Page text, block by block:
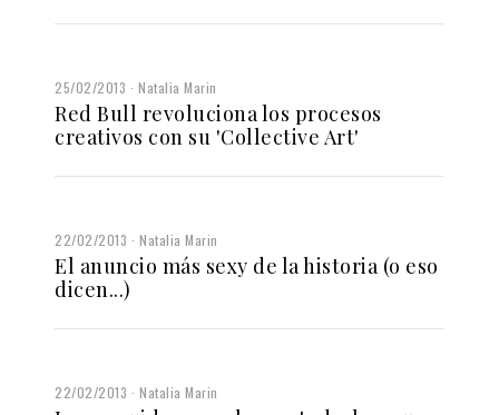
25/02/2013 Natalia Marin
Red Bull revoluciona los procesos
creativos con su 'Collective Art'
22/02/2013 Natalia Marin
El anuncio más sexy de la historia (o eso
dicen...)
22/02/2013 Natalia Marin